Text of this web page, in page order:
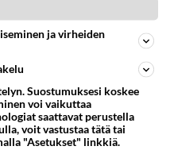
ja virheiden
Suostumuksesi koskee
voi vaikuttaa
saattavat perustella
voit vastustaa tätä tai
"Asetukset" linkkiä.